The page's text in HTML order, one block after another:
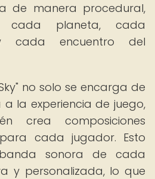
de manera procedural,
cada planeta, cada
cada encuentro del
no solo se encarga de
la experiencia de juego,
crea composiciones
cada jugador. Esto
sonora de cada
y personalizada, lo que